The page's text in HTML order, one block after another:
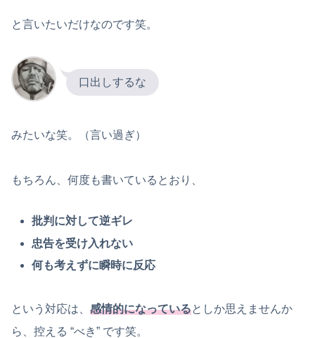
と言いたいだけなのです笑。
口出しするな
みたいな笑。（言い過ぎ）
もちろん、何度も書いているとおり、
批判に対して逆ギレ
忠告を受け入れない
何も考えずに瞬時に反応
という対応は、 感情的になっているとしか思えませんか
ら、控える “べき” です笑。